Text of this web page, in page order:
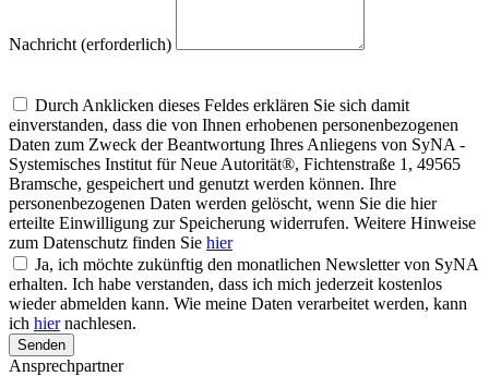
Nachricht (erforderlich)
Durch Anklicken dieses Feldes erklären Sie sich damit
einverstanden, dass die von Ihnen erhobenen personenbezogenen
Daten zum Zweck der Beantwortung Ihres Anliegens von SyNA -
Systemisches Institut für Neue Autorität®, Fichtenstraße 1, 49565
Bramsche, gespeichert und genutzt werden können. Ihre
personenbezogenen Daten werden gelöscht, wenn Sie die hier
erteilte Einwilligung zur Speicherung widerrufen. Weitere Hinweise
zum Datenschutz finden Sie hier
Ja, ich möchte zukünftig den monatlichen Newsletter von SyNA
erhalten. Ich habe verstanden, dass ich mich jederzeit kostenlos
wieder abmelden kann. Wie meine Daten verarbeitet werden, kann
ich hiernachlesen.
Senden
Ansprechpartner